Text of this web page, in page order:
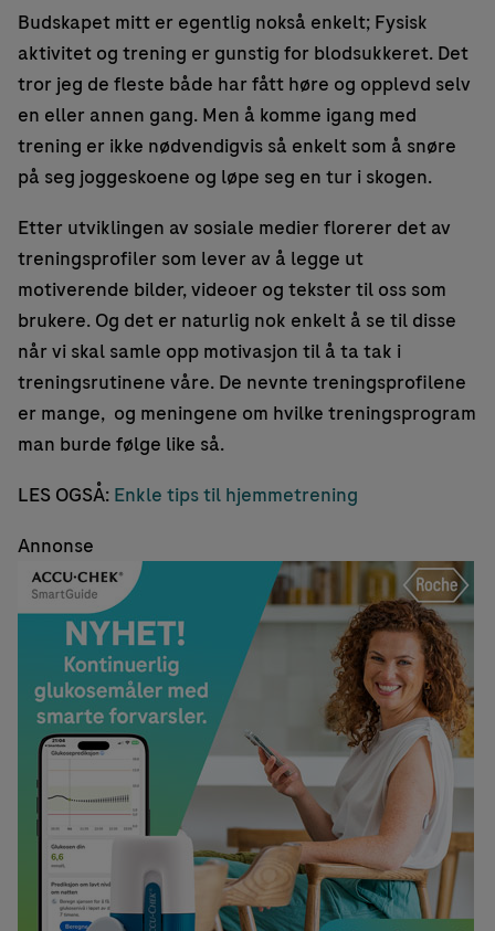
Budskapet mitt er egentlig nokså enkelt; Fysisk
aktivitet og trening er gunstig for blodsukkeret. Det
tror jeg de fleste både har fått høre og opplevd selv
en eller annen gang. Men å komme igang med
trening er ikke nødvendigvis så enkelt som å snøre
på seg joggeskoene og løpe seg en tur i skogen.
Etter utviklingen av sosiale medier florerer det av
treningsprofiler som lever av å legge ut
motiverende bilder, videoer og tekster til oss som
brukere. Og det er naturlig nok enkelt å se til disse
når vi skal samle opp motivasjon til å ta tak i
treningsrutinene våre. De nevnte treningsprofilene
er mange, og meningene om hvilke treningsprogram
man burde følge like så.
LES OGSÅ: Enkle tips til hjemmetrening
Annonse